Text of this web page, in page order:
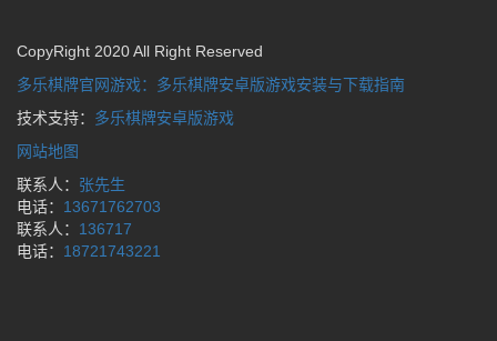
CopyRight 2020 All Right Reserved
多乐棋牌官网游戏：多乐棋牌安卓版游戏安装与下载指南
技术支持： 多乐棋牌安卓版游戏
网站地图
联系人： 张先生
电话： 13671762703
联系人： 136717
电话： 18721743221